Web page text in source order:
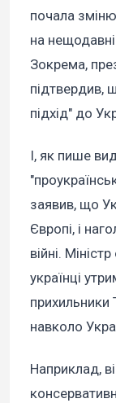
почала
на
Зокрема,
підтвердив,
підхід" до
І, як пише
заявив, що
Європі, і
війні.
українці
прихильники
навколо
Наприклад,